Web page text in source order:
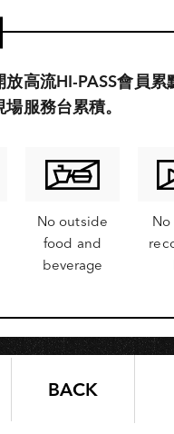
放高流HI-PASS會員累
服務台累積。
No outside
food and
beverage
BACK